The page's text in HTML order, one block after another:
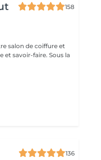
158
salon de coiffure et
et savoir-faire. Sous la
136